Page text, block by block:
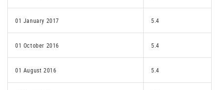
01 January 2017 5.4
01 October 2016 5.4
01 August 2016 5.4